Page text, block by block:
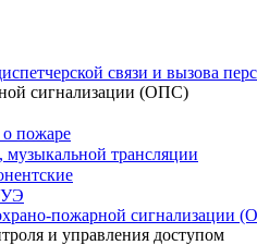
связи и вызова
сигнализации (ОПС)
пожаре
трансляции
пожарной сигнализации
и управления доступом